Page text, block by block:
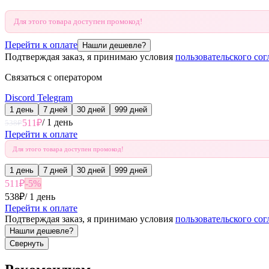
Для этого товара доступен промокод!
Перейти к оплате Нашли дешевле?
Подтверждая заказ, я принимаю условия пользовательского
Связаться с оператором
Discord Telegram
1 день 7 дней 30 дней
999 дней
538₽511₽/ 1 день
Перейти к оплате
Для этого товара доступен промокод!
1 день 7 дней 30 дней 999 дней
511₽-5%
538₽/ 1 день
Перейти к оплате
Подтверждая заказ, я принимаю условия пользовательского
Нашли дешевле?
Свернуть